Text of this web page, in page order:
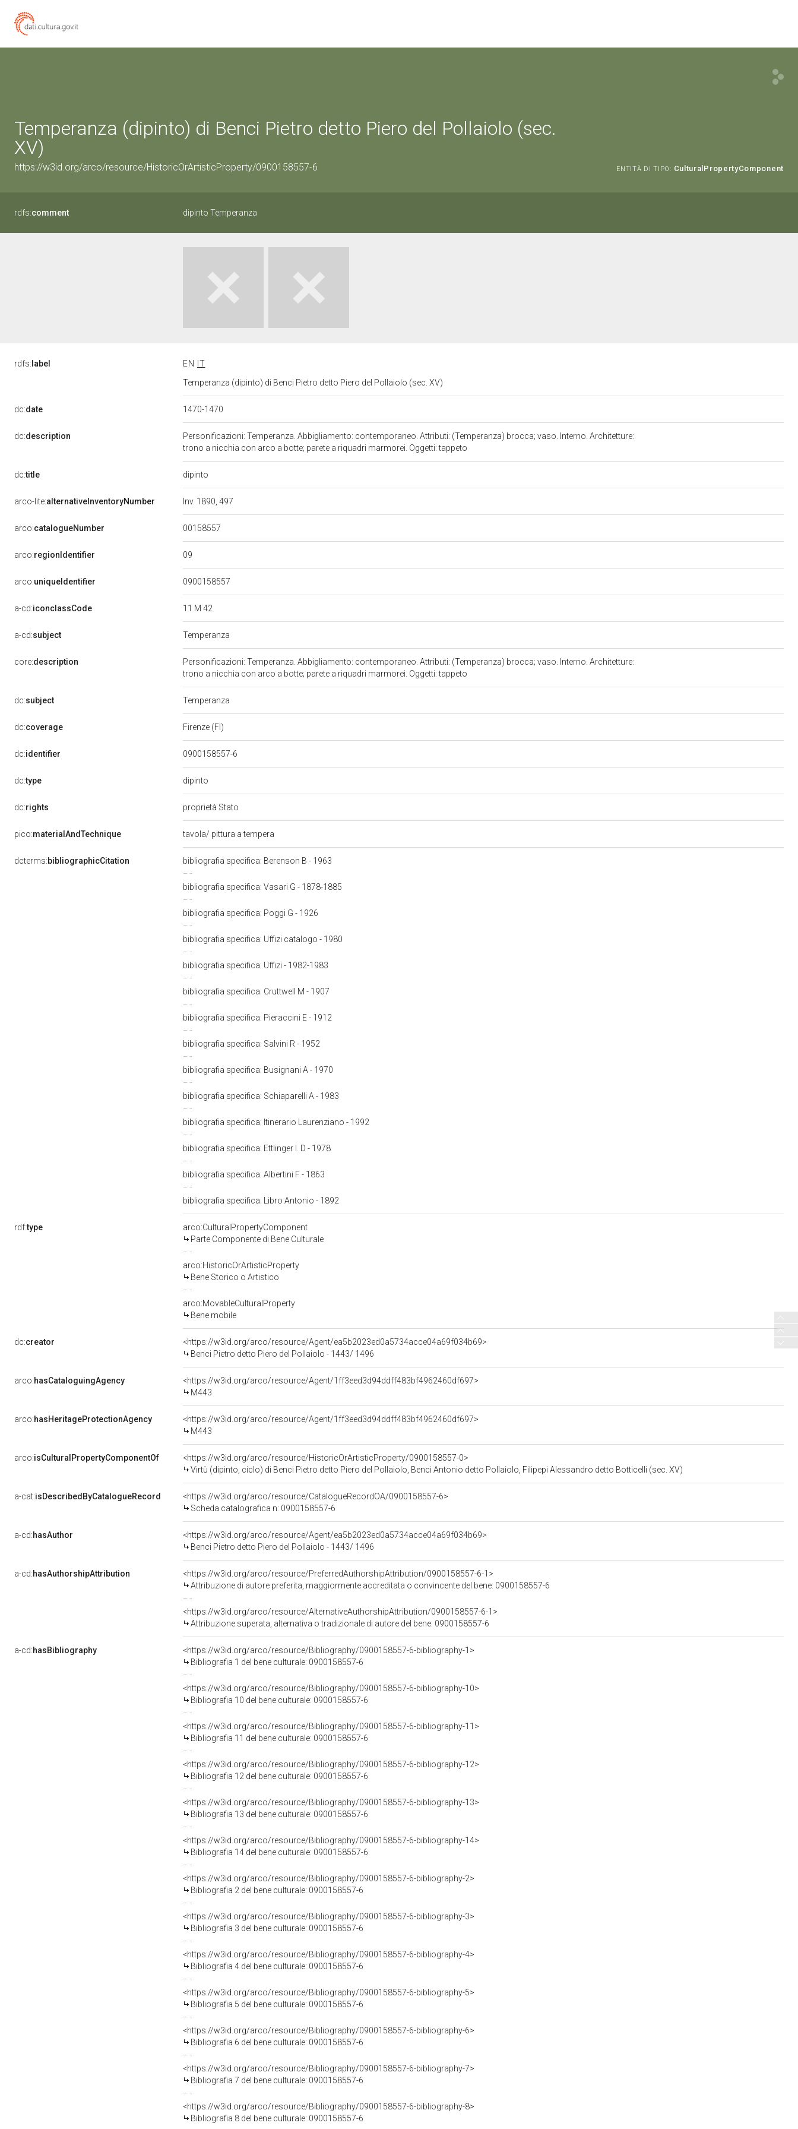
Temperanza (dipinto) di Benci Pietro detto Piero del Pollaiolo (sec.
XV)
https://w3id.org/arco/resource/HistoricOrArtisticProperty/0900158557-6 ENTITÀ DI TIPO: CulturalPropertyComponent
rdfs:comment dipinto Temperanza
rdfs: label EN
IT
Temperanza (dipinto) di Benci Pietro detto Piero del Pollaiolo (sec. XV)
dc:date 1470-1470
dc:description
Personificazioni: Temperanza. Abbigliamento: contemporaneo. Attributi: (Temperanza) brocca; vaso. Interno. Architetture:
trono a nicchia con arco a botte; parete a riquadri marmorei. Oggetti: tappeto
dc:title dipinto
arco-lite:alternativeInventoryNumber Inv. 1890, 497
arco:catalogueNumber 00158557
arco:regionIdentifier 09
arco:uniqueIdentifier 0900158557
a-cd:iconclassCode 11 M 42
a-cd:subject Temperanza
core:description
Personificazioni: Temperanza. Abbigliamento: contemporaneo. Attributi: (Temperanza) brocca; vaso. Interno. Architetture:
trono a nicchia con arco a botte; parete a riquadri marmorei. Oggetti: tappeto
dc:subject Temperanza
dc:coverage Firenze (FI)
dc:identifier 0900158557-6
dc:type dipinto
dc:rights proprietà Stato
pico:materialAndTechnique tavola/ pittura a tempera
dcterms:bibliographicCitation bibliografia specifica: Berenson B - 1963
bibliografia specifica: Vasari G - 1878-1885
bibliografia specifica: Poggi G - 1926
bibliografia specifica: Uffizi catalogo - 1980
bibliografia specifica: Uffizi - 1982-1983
bibliografia specifica: Cruttwell M - 1907
bibliografia specifica: Pieraccini E - 1912
bibliografia specifica: Salvini R - 1952
bibliografia specifica: Busignani A - 1970
bibliografia specifica: Schiaparelli A - 1983
bibliografia specifica: Itinerario Laurenziano - 1992
bibliografia specifica: Ettlinger I. D - 1978
bibliografia specifica: Albertini F - 1863
bibliografia specifica: Libro Antonio - 1892
rdf:type
arco:CulturalPropertyComponent
Parte Componente di Bene Culturale
arco:HistoricOrArtisticProperty
Bene Storico o Artistico
arco:MovableCulturalProperty
Bene mobile
dc:creator
<https://w3id.org/arco/resource/Agent/ea5b2023ed0a5734acce04a69f034b69>
Benci Pietro detto Piero del Pollaiolo - 1443/ 1496
arco:hasCataloguingAgency
<https://w3id.org/arco/resource/Agent/1ff3eed3d94ddff483bf4962460df697>
M443
arco:hasHeritageProtectionAgency
<https://w3id.org/arco/resource/Agent/1ff3eed3d94ddff483bf4962460df697>
M443
arco:isCulturalPropertyComponentOf
<https://w3id.org/arco/resource/HistoricOrArtisticProperty/0900158557-0>
Virtù (dipinto, ciclo) di Benci Pietro detto Piero del Pollaiolo, Benci Antonio detto Pollaiolo, Filipepi Alessandro detto Botticelli (sec. XV)
a-cat:isDescribedByCatalogueRecord
<https://w3id.org/arco/resource/CatalogueRecordOA/0900158557-6>
Scheda catalografica n: 0900158557-6
a-cd:hasAuthor
<https://w3id.org/arco/resource/Agent/ea5b2023ed0a5734acce04a69f034b69>
Benci Pietro detto Piero del Pollaiolo - 1443/ 1496
a-cd:hasAuthorshipAttribution
<https://w3id.org/arco/resource/PreferredAuthorshipAttribution/0900158557-6-1>
Attribuzione di autore preferita, maggiormente accreditata o convincente del bene: 0900158557-6
<https://w3id.org/arco/resource/AlternativeAuthorshipAttribution/0900158557-6-1>
Attribuzione superata, alternativa o tradizionale di autore del bene: 0900158557-6
a-cd:hasBibliography
<https://w3id.org/arco/resource/Bibliography/0900158557-6-bibliography-1>
Bibliografia 1 del bene culturale: 0900158557-6
<https://w3id.org/arco/resource/Bibliography/0900158557-6-bibliography-10>
Bibliografia 10 del bene culturale: 0900158557-6
<https://w3id.org/arco/resource/Bibliography/0900158557-6-bibliography-11>
Bibliografia 11 del bene culturale: 0900158557-6
<https://w3id.org/arco/resource/Bibliography/0900158557-6-bibliography-12>
Bibliografia 12 del bene culturale: 0900158557-6
<https://w3id.org/arco/resource/Bibliography/0900158557-6-bibliography-13>
Bibliografia 13 del bene culturale: 0900158557-6
<https://w3id.org/arco/resource/Bibliography/0900158557-6-bibliography-14>
Bibliografia 14 del bene culturale: 0900158557-6
<https://w3id.org/arco/resource/Bibliography/0900158557-6-bibliography-2>
Bibliografia 2 del bene culturale: 0900158557-6
<https://w3id.org/arco/resource/Bibliography/0900158557-6-bibliography-3>
Bibliografia 3 del bene culturale: 0900158557-6
<https://w3id.org/arco/resource/Bibliography/0900158557-6-bibliography-4>
Bibliografia 4 del bene culturale: 0900158557-6
<https://w3id.org/arco/resource/Bibliography/0900158557-6-bibliography-5>
Bibliografia 5 del bene culturale: 0900158557-6
<https://w3id.org/arco/resource/Bibliography/0900158557-6-bibliography-6>
Bibliografia 6 del bene culturale: 0900158557-6
<https://w3id.org/arco/resource/Bibliography/0900158557-6-bibliography-7>
Bibliografia 7 del bene culturale: 0900158557-6
<https://w3id.org/arco/resource/Bibliography/0900158557-6-bibliography-8>
Bibliografia 8 del bene culturale: 0900158557-6